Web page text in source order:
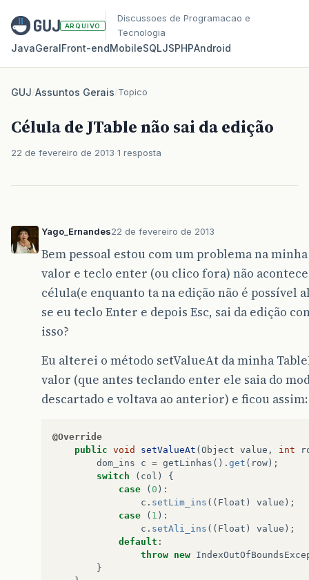
ARQUIVO
Discussoes de Programacao e
Tecnologia
JavaGeralFront‑endMobileSQLJSPHPAndroid
GUJ/Assuntos Gerais/Topico
Célula de JTable não sai da edição
22 de fevereiro de 2013 1 resposta
Yago_Ernandes22 de fevereiro de 2013
Bem pessoal estou com um problema na
valor e teclo enter (ou clico fora) não
célula(e enquanto ta na edição não é possível
se eu teclo Enter e depois Esc, sai da edição
isso?
Eu alterei o método setValueAt da minha
valor (que antes teclando enter ele saia do
descartado e voltava ao anterior) e ficou assim:
@Override
public void setValueAt ( Object value , int
dom_ins
c = getLinhas (). get ( row );
switch
( col )
{
case
( 0 ):
c . setLim_ins (( Float ) value );
case
( 1 ):
c . setAli_ins (( Float ) value );
default :
throw new
}